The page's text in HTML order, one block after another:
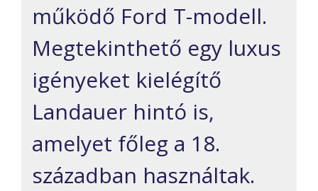
működő Ford T-modell.
Megtekinthető egy luxus
igényeket kielégítő
Landauer hintó is,
amelyet főleg a 18.
században használtak.